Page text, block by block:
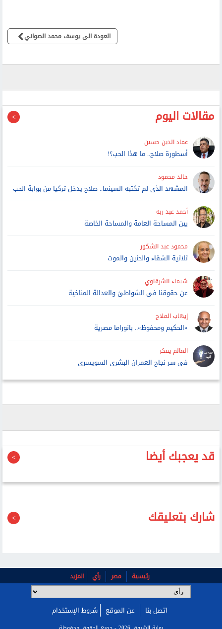
العودة الى يوسف محمد الصواني
مقالات اليوم
عماد الدين حسين
أسطورة صلاح.. ما هذا الحب؟!
خالد محمود
المشهد الذى لم تكتبه السينما.. صلاح يدخل تركيا من بوابة الحب
أحمد عبد ربه
بين المساحة العامة والمساحة الخاصة
محمود عبد الشكور
ثلاثية الشقاء والحنين والموت
شيماء الشرقاوي
عن حقوقنا فى الشواطئ والعدالة المناخية
إيهاب الملاح
«الحكيم ومحفوظ».. بانوراما مصرية
العالم يفكر
فى سر نجاح العمران البشرى السويسرى
قد يعجبك أيضا
شارك بتعليقك
رئيسية مصر رأي المزيد
اتصل بنا عن الموقع شروط الإستخدام